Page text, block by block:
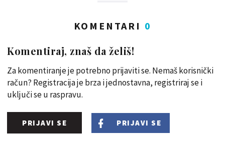
KOMENTARI 0
Komentiraj, znaš da želiš!
Za komentiranje je potrebno prijaviti se. Nemaš korisnički
račun? Registracija je brza i jednostavna, registriraj se i
uključi se u raspravu.
PRIJAVI SE PRIJAVI SE